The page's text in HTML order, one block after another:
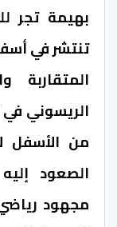
بهيمة تجر
تنتشر في
المتقاربة
الريسوني في
من الأسفل
الصعود
مجهود